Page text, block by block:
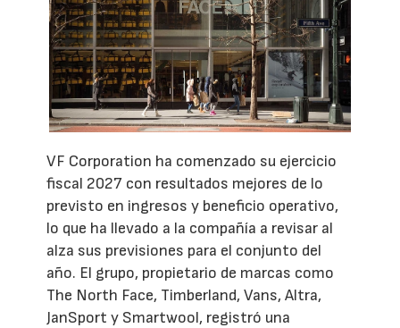
VF Corporation ha comenzado su ejercicio
fiscal 2027 con resultados mejores de lo
previsto en ingresos y beneficio operativo,
lo que ha llevado a la compañía a revisar al
alza sus previsiones para el conjunto del
año. El grupo, propietario de marcas como
The North Face, Timberland, Vans, Altra,
JanSport y Smartwool, registró una